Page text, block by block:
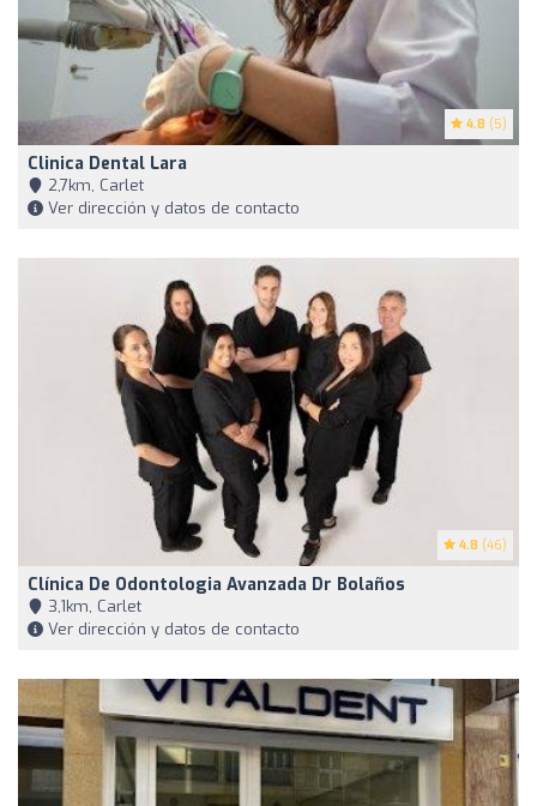
4.8 (5)
Clinica Dental Lara
2,7km, Carlet
Ver dirección y datos de contacto
4.8 (46)
Clínica De Odontologia Avanzada Dr Bolaños
3,1km, Carlet
Ver dirección y datos de contacto